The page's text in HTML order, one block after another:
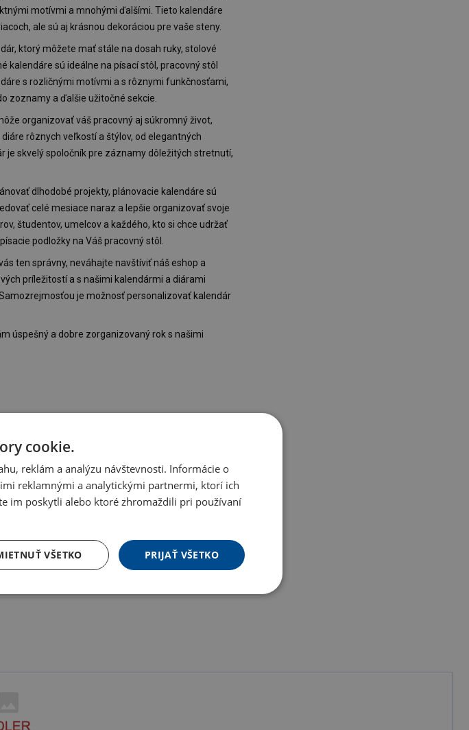
motívmi a mnohými ďalšími. Tieto kalendáre
ale sú aj krásnou dekoráciou pre vaše steny.
ktorý môžete mať stále na dosah ruky, stolové
kalendáre sú ideálne na písací stôl, pracovný stôl
s rozličnými motívmi a s rôznymi funkčnosťami,
zoznamy a ďalšie užitočné sekcie.
organizovať váš pracovný aj súkromný život,
rôznych veľkostí a štýlov, od elegantných
je skvelý spoločník pre záznamy dôležitých stretnutí,
dlhodobé projekty, plánovacie kalendáre sú
celé mesiace naraz a lepšie organizovať svoje
študentov, umelcov a každého, kto si chce udržať
podložky na Váš pracovný stôl.
ten správny, neváhajte navštíviť náš eshop a
príležitostí a s našimi kalendármi a diárami
je možnosť personalizovať kalendár
úspešný a dobre zorganizovaný rok s našimi
cookie.
reklám a analýzu návštevnosti. Informácie o
reklamnými a analytickými partnermi, ktorí ich
im poskytli alebo ktoré zhromaždili pri používaní
PRIJAŤ VŠETKO
VŠETKO